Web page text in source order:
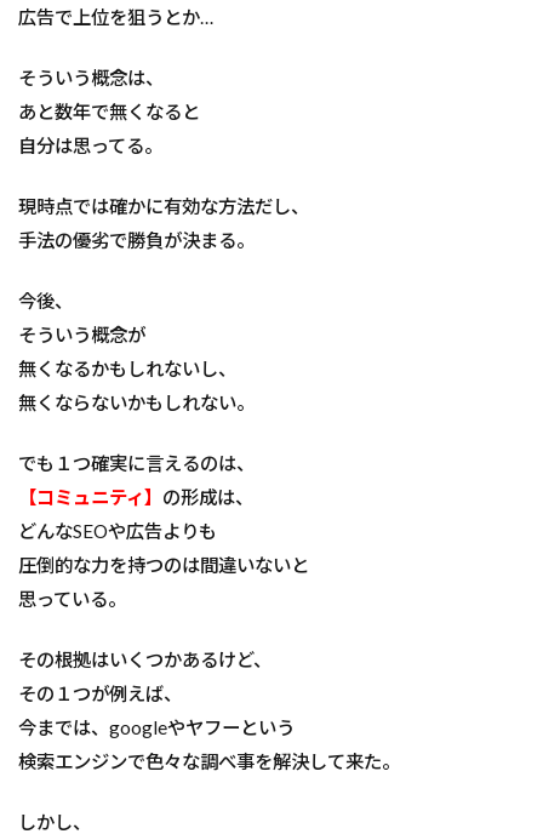
広告で上位を狙うとか…
そういう概念は、
あと数年で無くなると
自分は思ってる。
現時点では確かに有効な方法だし、
手法の優劣で勝負が決まる。
今後、
そういう概念が
無くなるかもしれないし、
無くならないかもしれない。
でも１つ確実に言えるのは、
【コミュニティ】 の形成は、
どんなSEOや広告よりも
圧倒的な力を持つのは間違いないと
思っている。
その根拠はいくつかあるけど、
その１つが例えば、
今までは、googleやヤフーという
検索エンジンで色々な調べ事を解決して来た。
しかし、